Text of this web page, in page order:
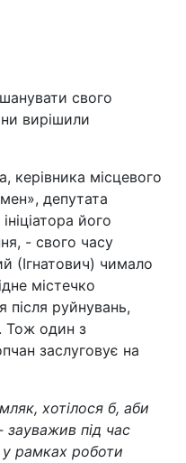
свого
вирішили
місцевого
депутата
його
- свого часу
(Ігнатович) чимало
містечко
після руйнувань,
Тож один з
заслуговує на
хотілося б, аби
під час
у рамках роботи